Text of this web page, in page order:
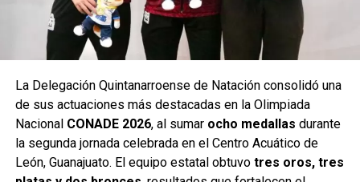
La Delegación Quintanarroense de Natación consolidó una
de sus actuaciones más destacadas en la Olimpiada
Nacional CONADE 2026, al sumar ocho medallas durante
la segunda jornada celebrada en el Centro Acuático de
León, Guanajuato. El equipo estatal obtuvo tres oros, tres